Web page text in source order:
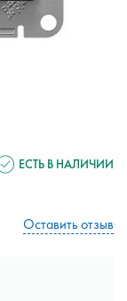
ЕСТЬ В НАЛИЧИИ
Оставить отзыв